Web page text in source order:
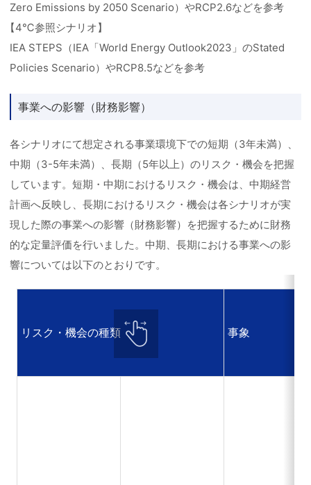
Zero Emissions by 2050 Scenario）やRCP2.6などを参考
【4℃参照シナリオ】
IEA STEPS（IEA「World Energy Outlook2023」のStated
Policies Scenario）やRCP8.5などを参考
事業への影響（財務影響）
各シナリオにて想定される事業環境下での短期（3年未満）、
中期（3-5年未満）、長期（5年以上）のリスク・機会を把握
しています。短期・中期におけるリスク・機会は、中期経営
計画へ反映し、長期におけるリスク・機会は各シナリオが実
現した際の事業への影響（財務影響）を把握するために財務
的な定量評価を行いました。中期、長期における事業への影
響については以下のとおりです。
リスク・機会の種類 事象